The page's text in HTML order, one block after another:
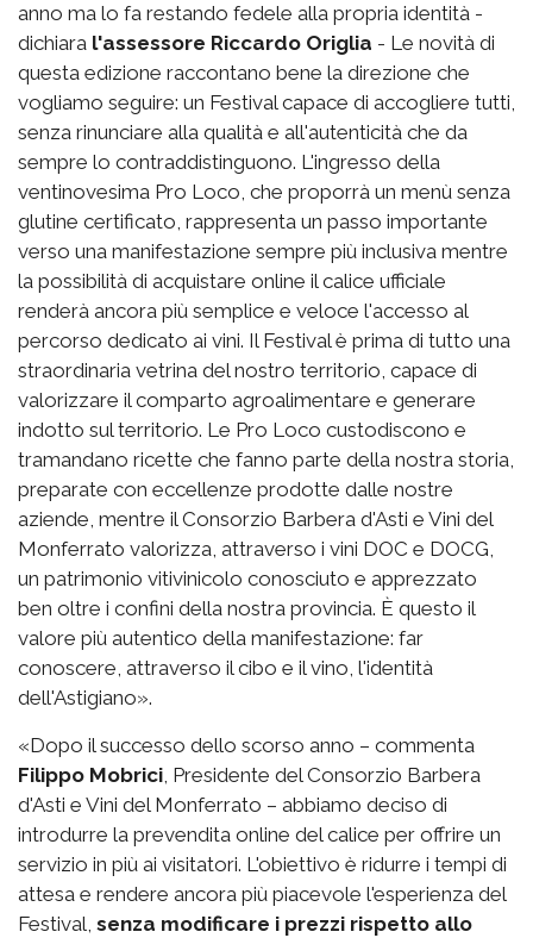
anno ma lo fa restando fedele alla propria identità -
dichiara l'assessore Riccardo Origlia - Le novità di
questa edizione raccontano bene la direzione che
vogliamo seguire: un Festival capace di accogliere tutti,
senza rinunciare alla qualità e all'autenticità che da
sempre lo contraddistinguono. L'ingresso della
ventinovesima Pro Loco, che proporrà un menù senza
glutine certificato, rappresenta un passo importante
verso una manifestazione sempre più inclusiva mentre
la possibilità di acquistare online il calice ufficiale
renderà ancora più semplice e veloce l'accesso al
percorso dedicato ai vini. Il Festival è prima di tutto una
straordinaria vetrina del nostro territorio, capace di
valorizzare il comparto agroalimentare e generare
indotto sul territorio. Le Pro Loco custodiscono e
tramandano ricette che fanno parte della nostra storia,
preparate con eccellenze prodotte dalle nostre
aziende, mentre il Consorzio Barbera d'Asti e Vini del
Monferrato valorizza, attraverso i vini DOC e DOCG,
un patrimonio vitivinicolo conosciuto e apprezzato
ben oltre i confini della nostra provincia. È questo il
valore più autentico della manifestazione: far
conoscere, attraverso il cibo e il vino, l'identità
dell'Astigiano».
«Dopo il successo dello scorso anno – commenta
Filippo Mobrici, Presidente del Consorzio Barbera
d'Asti e Vini del Monferrato – abbiamo deciso di
introdurre la prevendita online del calice per offrire un
servizio in più ai visitatori. L'obiettivo è ridurre i tempi di
attesa e rendere ancora più piacevole l'esperienza del
Festival, senza modificare i prezzi rispetto allo